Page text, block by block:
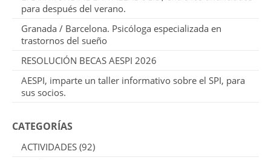
para después del verano.
Granada / Barcelona. Psicóloga especializada en
trastornos del sueño
RESOLUCIÓN BECAS AESPI 2026
AESPI, imparte un taller informativo sobre el SPI, para
sus socios.
CATEGORÍAS
ACTIVIDADES (92)